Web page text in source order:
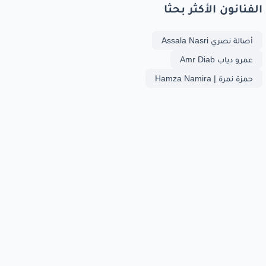
الفنانون الأكثر بحثا
أصالة نصري Assala Nasri
عمرو دياب Amr Diab
حمزة نمرة | Hamza Namira